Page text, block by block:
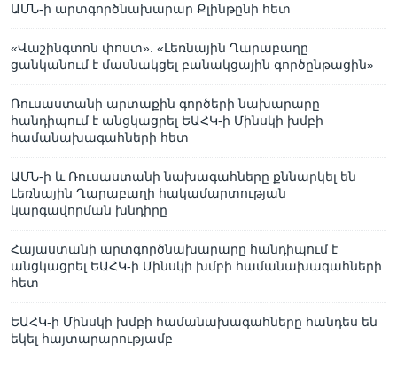
ԱՄՆ-ի արտգործնախարար Քլինթընի հետ
«Վաշինգտոն փոստ». «Լեռնային Ղարաբաղը
ցանկանում է մասնակցել բանակցային գործընթացին»
Ռուսաստանի արտաքին գործերի նախարարը
հանդիպում է անցկացրել ԵԱՀԿ-ի Մինսկի խմբի
համանախագահների հետ
ԱՄՆ-ի և Ռուսաստանի նախագահները քննարկել են
Լեռնային Ղարաբաղի հակամարտության
կարգավորման խնդիրը
Հայաստանի արտգործնախարարը հանդիպում է
անցկացրել ԵԱՀԿ-ի Մինսկի խմբի համանախագահների
հետ
ԵԱՀԿ-ի Մինսկի խմբի համանախագահները հանդես են
եկել հայտարարությամբ